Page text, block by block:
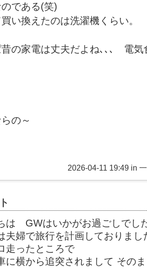
である(笑)
い換えたのは洗濯機くらい。
の家電は丈夫だよね､､､ 電気
の～
2026-04-11 19:49 in
は GWはいかがお過ごしでし
夫婦で旅行を計画しておりま
走ったところで
に横から追突されまして その